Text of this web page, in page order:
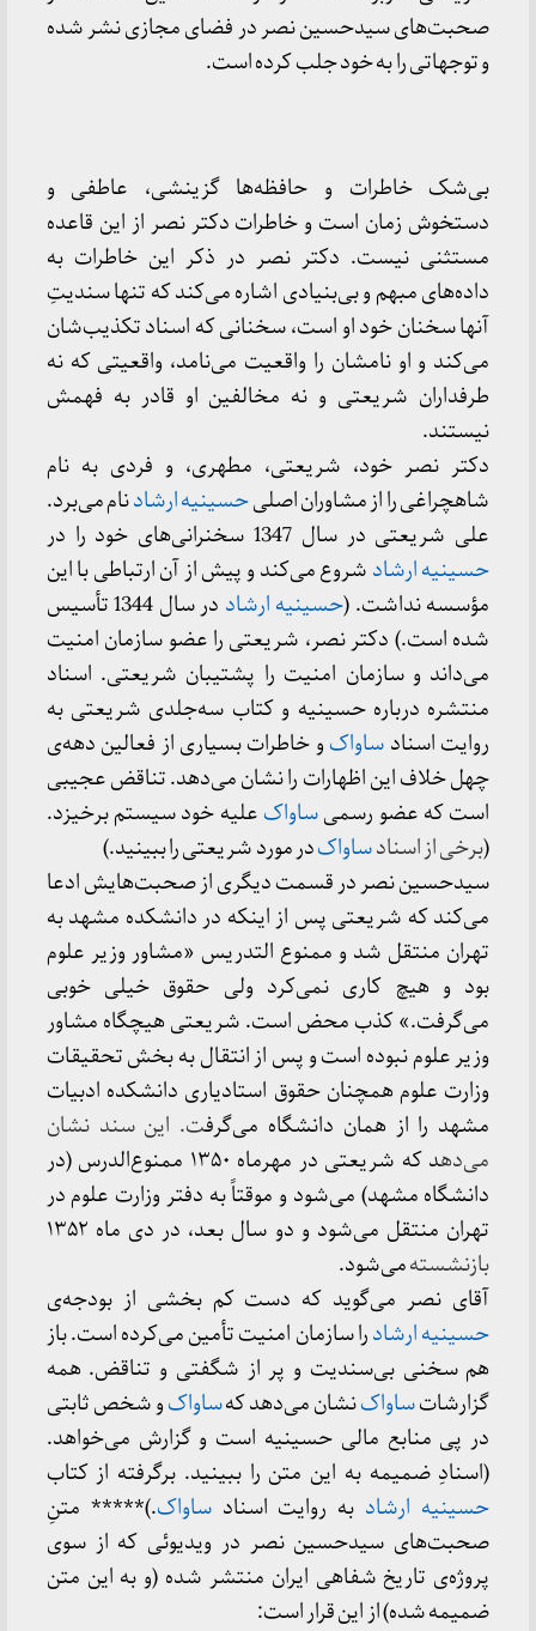
صحبت‌های سیدحسین نصر در فضای مجازی نشر شده
و توجهاتی را به خود جلب کرده است.
بی‌شک خاطرات و حافظه‌ها گزینشی، عاطفی و
دستخوش زمان است و خاطرات دکتر نصر از این قاعده
مستثنی نیست. دکتر نصر در ذکر این خاطرات به
داده‌های مبهم و بی‌بنیادی اشاره می‌کند که تنها سندیتِ
آنها سخنان خود او است، سخنانی که اسناد تکذیب‌شان
می‌کند و او نامشان را واقعیت می‌نامد، واقعیتی که نه
طرفداران شریعتی و نه مخالفین او قادر به فهمش
نیستند.
دکتر نصر خود، شریعتی، مطهری، و فردی به نام
شاهچراغی را از مشاوران اصلیحسینیه ارشادنام می‌برد.
علی شریعتی در سال 1347 سخنرانی‌های خود را در
حسینیه ارشاد شروع می‌کند و پیش از آن ارتباطی با این
مؤسسه نداشت. (حسینیه ارشاد
در سال 1344 تأسیس
شده است.) دکتر نصر، شریعتی را عضو سازمان امنیت
می‌داند و سازمان امنیت را پشتیبان شریعتی. اسناد
منتشره درباره حسینیه و کتاب سه‌جلدی شریعتی به
روایت اسناد ساواک و خاطرات بسیاری از فعالین دهه‌ی
چهل خلاف این اظهارات را نشان می‌دهد. تناقض عجیبی
است که عضو رسمیساواک علیه خود سیستم برخیزد.
(برخی از اسنادساواکدر مورد شریعتی را ببینید.)
سیدحسین نصر در قسمت دیگری از صحبت‌هایش ادعا
می‌کند که شریعتی پس از اینکه در دانشکده مشهد به
تهران منتقل شد و ممنوع التدریس «مشاور وزیر علوم
بود و هیچ کاری نمی‌کرد ولی حقوق خیلی خوبی
می‌گرفت.» کذب محض است. شریعتی هیچگاه مشاور
وزیر علوم نبوده است و پس از انتقال به بخش تحقیقات
وزارت علوم همچنان حقوق استادیاری دانشکده ادبیات
مشهد را از همان دانشگاه می‌گرفت. این سند نشان
می‌ده
د که شریعتی در مهرماه ۱۳۵۰ ممنوع‌الدرس (در
دانشگاه مشهد) می‌شود و موقتاً به دفتر وزارت علوم در
تهران منتقل می‌شود و دو سال بعد، در دی ماه ۱۳۵۲
بازنشستهمی‌شود.
آقای نصر می‌گوید که دست کم بخشی از بودجه‌ی
حسینیه ارشادرا سازمان امنیت تأمین می‌کرده است. باز
هم سخنی بی‌سندیت و پر از شگفتی و تناقض. همه
گزارشاتساواکنشان می‌دهد کهساواکو شخص ثابتی
در پی منابع مالی حسینیه است و گزارش می‌خواهد.
(اسنادِ ضمیمه به این متن را ببینید. برگرفته از کتاب
حسینیه ارشاد به روایت اسنادساواک.)***** متنِ
صحبت‌های سیدحسین نصر در ویدیوئی که از سوی
پروژه‌ی تاریخ شفاهی ایران منتشر شده (و به این متن
ضمیمه شده) از این قرار است: